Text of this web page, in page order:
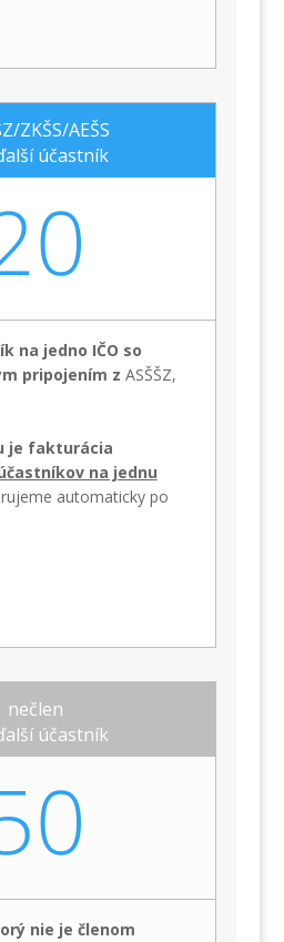
ZKŠS/AEŠS
účastník
na jedno IČO so
pripojením z ASŠŠZ,
je fakturácia
na jednu
automaticky po
nečlen
účastník
nie je členom